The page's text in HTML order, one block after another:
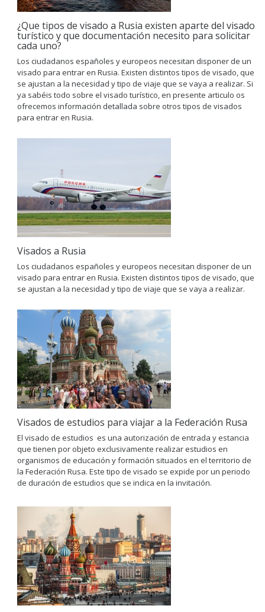
¿Que tipos de visado a Rusia existen aparte del visado
turístico y que documentación necesito para solicitar
cada uno?
Los ciudadanos españoles y europeos necesitan disponer de un
visado para entrar en Rusia. Existen distintos tipos de visado, que
se ajustan a la necesidad y tipo de viaje que se vaya a realizar. Si
ya sabéis todo sobre el visado turístico, en presente articulo os
ofrecemos información detallada sobre otros tipos de visados
para entrar en Rusia.
Visados a Rusia
Los ciudadanos españoles y europeos necesitan disponer de un
visado para entrar en Rusia. Existen distintos tipos de visado, que
se ajustan a la necesidad y tipo de viaje que se vaya a realizar.
Visados de estudios para viajar a la Federación Rusa
El visado de estudios es una autorización de entrada y estancia
que tienen por objeto exclusivamente realizar estudios en
organismos de educación y formación situados en el territorio de
la Federación Rusa. Este tipo de visado se expide por un periodo
de duración de estudios que se indica en la invitación.